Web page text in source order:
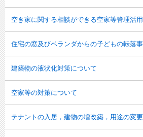
空き家に関する相談ができる空家等管理活
住宅の窓及びベランダからの子どもの転落
建築物の液状化対策について
空家等の対策について
テナントの入居，建物の増改築，用途の変